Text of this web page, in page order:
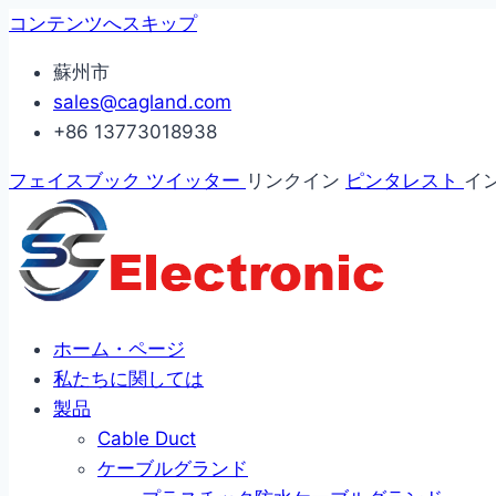
コンテンツへスキップ
蘇州市
sales@cagland.com
+86 13773018938
フェイスブック ツイッター リンクイン ピンタレスト イ
ホーム・ページ
私たちに関しては
製品
Cable Duct
ケーブルグランド